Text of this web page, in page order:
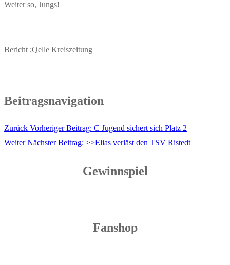
Weiter so, Jungs!
Bericht ;Qelle Kreiszeitung
Beitragsnavigation
Zurück Vorheriger Beitrag: C Jugend sichert sich Platz 2
Weiter Nächster Beitrag: >>Elias verläst den TSV Ristedt
Gewinnspiel
Fanshop